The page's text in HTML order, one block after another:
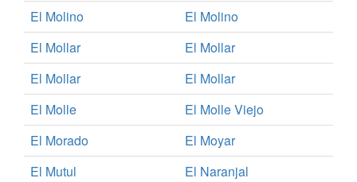
El Molino
El Molino
El Mollar
El Mollar
El Mollar
El Mollar
El Molle
El Molle Viejo
El Morado
El Moyar
El Mutul
El Naranjal